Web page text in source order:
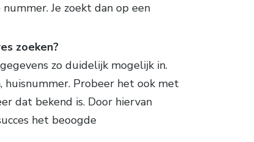
Je zoekt dan op een
zoeken?
zo duidelijk mogelijk in.
huisnummer. Probeer het ook met
dat bekend is. Door hiervan
het beoogde